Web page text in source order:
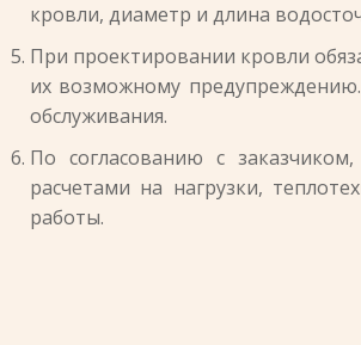
кровли, диаметр и длина
При проектировании кровли
их возможному предупреждению.
обслуживания.
По согласованию с
расчетами на нагрузки,
работы.